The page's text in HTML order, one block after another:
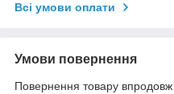
Всі умови оплати
Умови повернення
Повернення товару впродовж